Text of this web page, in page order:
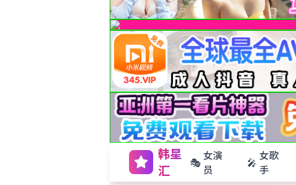
韩星
汇
🎭 女演
员
🎤 女歌
手